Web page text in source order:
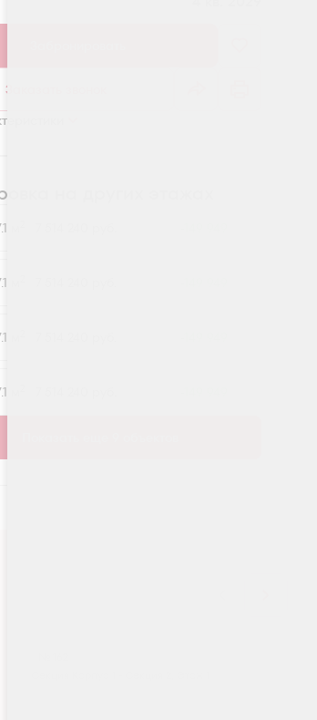
Заказать звонок
на других этажах
м
м
м
м